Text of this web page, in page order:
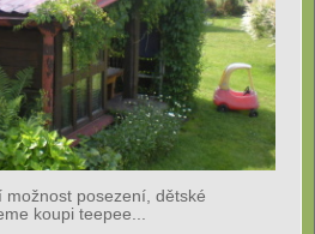
posezení, dětské
koupi teepee...